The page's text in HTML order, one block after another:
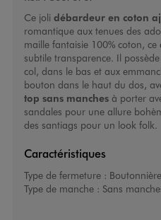
Ce joli débardeur en coton
romantique aux tenues des
maille fantaisie 100% coton, ce
subtile transparence. Il
col, dans le bas et aux
bouton dans le haut du dos,
top sans manchesà porter
sandales pour une allure
des santiags pour un look folk.
Caractéristiques
Type de fermeture : Boutonnière
Type de manche : Sans